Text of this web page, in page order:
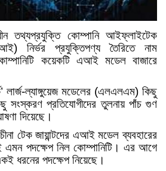
তথ্যপ্রযুক্তি কোম্পানি আইফ্লাইটেক
নির্ভর প্রযুক্তিপণ্য তৈরিতে নাম
কয়েকটি এআই মডেল বাজারে
লার্জ-ল্যাঙ্গুয়েজ মডেলের (এলএলএম) কিছু
সংস্করণ প্রতিযোগীদের তুলনায় পাঁচ গুণ
দিয়েছে।
টেক জায়ান্টদের এআই মডেল ব্যবহারের
এমন পদক্ষেপ নিল কোম্পানিটি। এর আগে
ধরনের পদক্ষেপ নিয়েছে।